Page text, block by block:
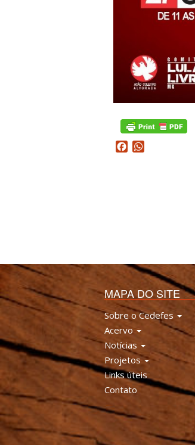
Facebook
MAPA DO SITE
Sobre o Cedefes
Acervo
Notícias
Projetos
Links úteis
Contato